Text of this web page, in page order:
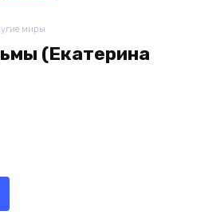
миры
(Екатерина